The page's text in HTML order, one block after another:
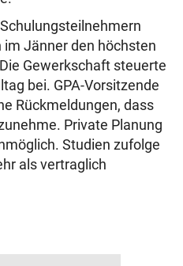
Jänner den höchsten
Gewerkschaft steuerte
bei. GPA-Vorsitzende
Rückmeldungen, dass
Private Planung
Studien zufolge
als vertraglich